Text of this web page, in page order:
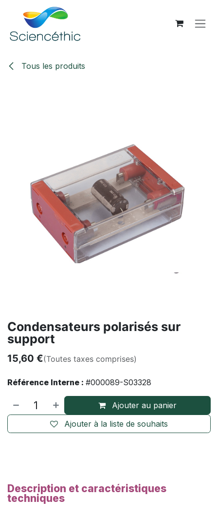
Se rendre au contenu
Tous les produits
Condensateurs polarisés sur
support
15,60 €(Toutes taxes comprises)
Référence Interne : #000089-S03328
Ajouter au panier
Ajouter à la liste de souhaits
Description et caractéristiques
techniques